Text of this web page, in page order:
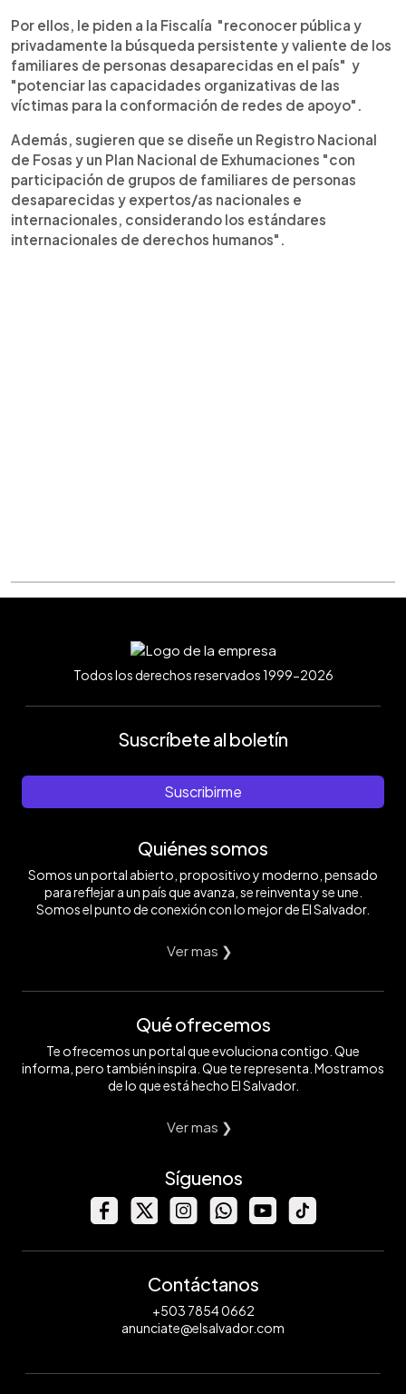
Por ellos, le piden a la Fiscalía "reconocer pública y
privadamente la búsqueda persistente y valiente de los
familiares de personas desaparecidas en el país" y
"potenciar las capacidades organizativas de las
víctimas para la conformación de redes de apoyo".
Además, sugieren que se diseñe un Registro Nacional
de Fosas y un Plan Nacional de Exhumaciones "con
participación de grupos de familiares de personas
desaparecidas y expertos/as nacionales e
internacionales, considerando los estándares
internacionales de derechos humanos".
Todos los derechos reservados 1999-2026
Suscríbete al boletín
Suscribirme
Quiénes somos
Somos un portal abierto, propositivo y moderno, pensado
para reflejar a un país que avanza, se reinventa y se une.
Somos el punto de conexión con lo mejor de El Salvador.
Ver mas ❯
Qué ofrecemos
Te ofrecemos un portal que evoluciona contigo. Que
informa, pero también inspira. Que te representa. Mostramos
de lo que está hecho El Salvador.
Ver mas ❯
Síguenos
Contáctanos
+503 7854 0662
anunciate@elsalvador.com